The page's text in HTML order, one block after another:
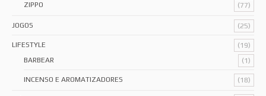
ZIPPO (77)
JOGOS (25)
LIFESTYLE
(19)
BARBEAR
(1)
INCENSO E AROMATIZADORES (18)